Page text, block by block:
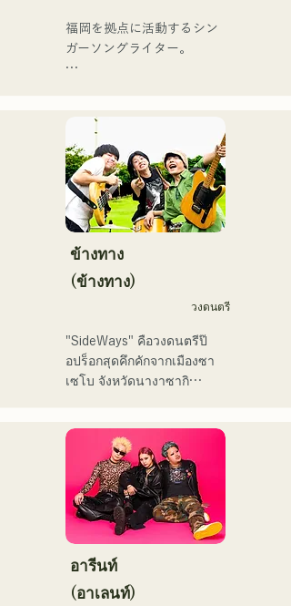
2025.12.31にリリースし、
iTunesカントリーアルバム
て」、FBS「福岡く
ん。」、「発見らくちゃ
く！」やFUKUOKA
STREET PARTY、
Hannibal Halloween Music
Festival ,sunset live2019、
鷹祭Summer Boostイベン
トステージにも出演。MCと
cup2019 Public viewing、競
輪日本一ダービーの場内ア
ナウンス、ラグビー女子日
本代表世界大会スタジアム
滑走屋場内アナウンス、ク
リスマスアドベント、イス
ラデサルサ、福岡ウィニン
グスピリッツのスタジアム
DJ、金鷲旗、山笠関連イベ
ント、地域イベント、
Ramen Tech2025(global
summit)、福岡市武道館オー
プニング記念イベント,結婚
地元音楽イベントやライブ
ハウスを中心にパフォーマ
ンスをしている。
福岡を拠点に活動するシン
ガーソングライター。
ードの繊細さを併せ持つ楽
曲を届けている。
コンセプトは、「等身大の
ままで。僕とあなたのため
の音楽を。」気持ちが落ち
まう時こそ聴いてほしい。
自分自身も迷いや葛藤を抱
作り物ではなく、ありのま
まの感情や言葉をそのまま
音楽にしている。
2024年10月より音楽活動を
福岡を中心にブッキングラ
イブや路上ライブなど精力
的に活動を行っている。
2025年11月22日にはファー
催。
ข้างทาง
(ข้างทาง)
วงดนตรี
"SideWays" คือวงดนตรีป๊
อปร็อกสุดคึกคักจากเมืองซา
เซโบ จังหวัดนางาซากิ
พวกเขาได้ปล่อยอีพีใหม่
"Yume Sen'ya" และออกทัวร์
คอนเสิร์ตทั่วประเทศ
ลองฟังเพลงสนุกๆ ที่สร้างจาก
นวนิยายของพวกเขาดูสิ!
อารีนท์
(อาเลนท์)